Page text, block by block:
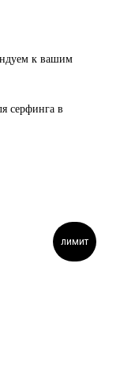
к вашим
серфинга в
лимит